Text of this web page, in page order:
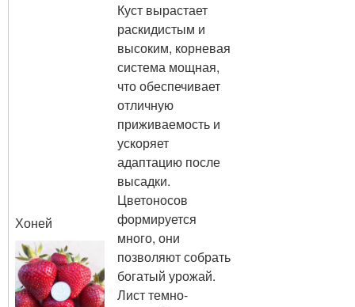
Хоней
Куст вырастает
раскидистым и
высоким, корневая
система мощная,
что обеспечивает
отличную
приживаемость и
ускоряет
адаптацию после
высадки.
Цветоносов
формируется
много, они
позволяют собрать
богатый урожай.
Лист темно-